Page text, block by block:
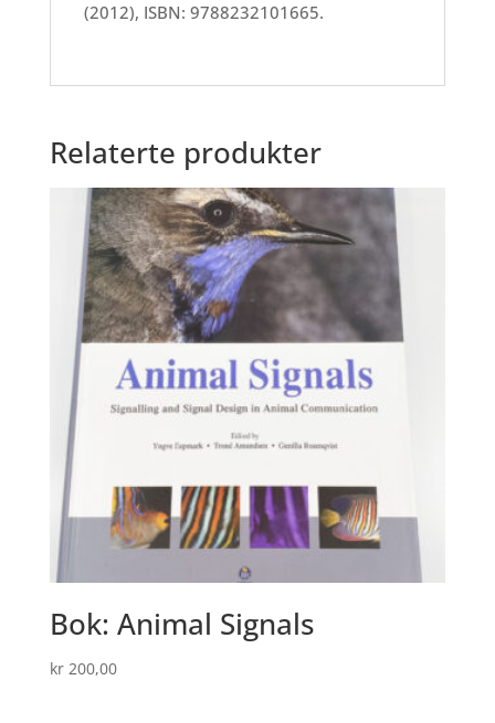
(2012), ISBN: 9788232101665.
Relaterte produkter
Bok: Animal Signals
kr200,00